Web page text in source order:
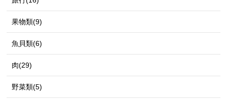
果物類(9)
魚貝類(6)
肉(29)
野菜類(5)